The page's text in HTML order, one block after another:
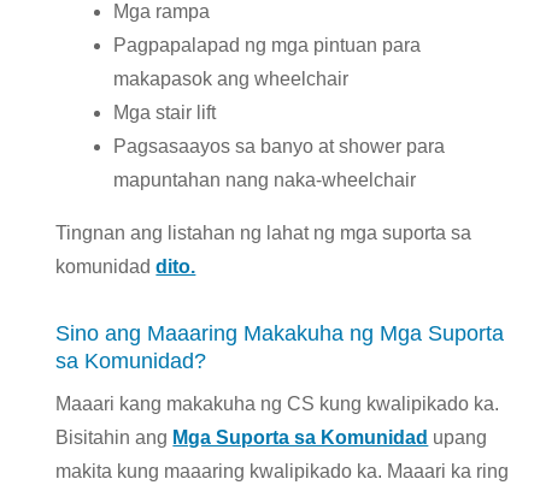
Mga rampa
Pagpapalapad ng mga pintuan para
makapasok ang wheelchair
Mga stair lift
Pagsasaayos sa banyo at shower para
mapuntahan nang naka-wheelchair
Tingnan ang listahan ng lahat ng mga suporta sa
komunidaddito.
Sino ang Maaaring Makakuha ng Mga Suporta
sa Komunidad?
Maaari kang makakuha ng CS kung kwalipikado ka.
Bisitahin ang Mga Suporta sa Komunidad upang
makita kung maaaring kwalipikado ka. Maaari ka ring